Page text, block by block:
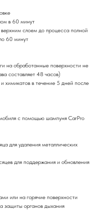
в 60 минут
слоем до процесса полной
60 минут
на обработанные поверхности не
составляет 48 часов)
химикатов в течение 5 дней после
с помощью шампуня CarPro
для удаления металлических
для поддержания и обновления
или на горячие поверхности
защиты органов дыхания